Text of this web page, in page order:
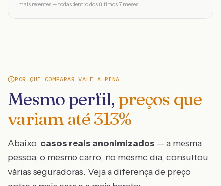
mais recentes — todas dentro dos últimos 7 meses.
POR QUE COMPARAR VALE A PENA
Mesmo perfil, preços que
variam até313%
Abaixo, casos reais anonimizados — a mesma
pessoa, o mesmo carro, no mesmo dia, consultou
várias seguradoras. Veja a diferença de preço